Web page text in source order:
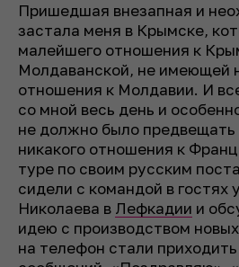
Пришедшая внезапная и
застала меня в Крымске,
малейшего отношения к
Молдаванской, не имеющей
отношения к Молдавии. И
со мной весь день и
не должно было
никакого отношения к
туре по своим русским
сидели с командой в гостях
Николаева в Лефкадии и
идею с производством
на телефон стали